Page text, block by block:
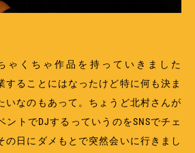
ゃくちゃ作品を持っていきました
することにはなったけど特に何も決ま
いなのもあって。ちょうど北村さんが
ントでDJするっていうのをSNSでチェ
の日にダメもとで突然会いに行きまし